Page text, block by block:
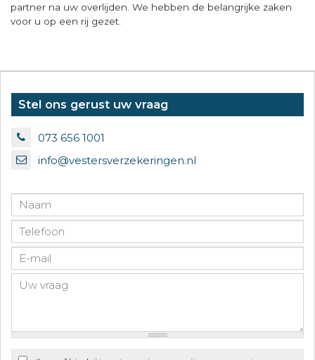
partner na uw overlijden. We hebben de belangrijke zaken
voor u op een rij gezet.
Stel ons gerust uw vraag
073 656 1001
info@vestersverzekeringen.nl